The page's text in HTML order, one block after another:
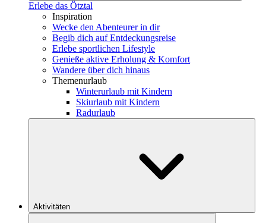
Erlebe das Ötztal
Inspiration
Wecke den Abenteurer in dir
Begib dich auf Entdeckungsreise
Erlebe sportlichen Lifestyle
Genieße aktive Erholung & Komfort
Wandere über dich hinaus
Themenurlaub
Winterurlaub mit Kindern
Skiurlaub mit Kindern
Radurlaub
Aktivitäten